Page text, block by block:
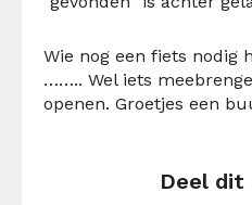
Wie nog een fiets nodig
…….. Wel iets
openen. Groetjes een
Deel